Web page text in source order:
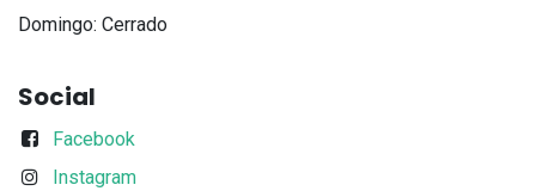
Domingo: Cerrado
Social
Facebook
Instagram